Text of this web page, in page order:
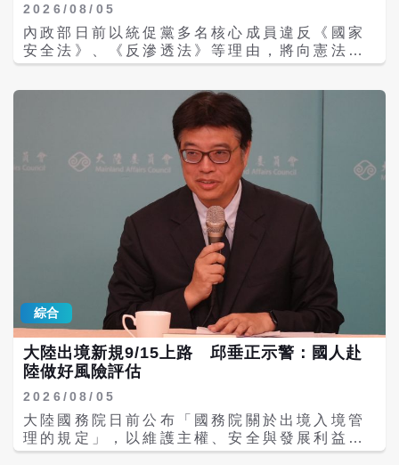
礙，再指控別人不肯開放；先累積敵意，再把
緊張局勢當作抗中仇中的政治燃料。真正負責
任的兩岸政策，應該把雙方限制攤在陽光下，
像是：陸方有哪些關卡，台灣設置了哪些障
礙；哪些可以立即鬆綁，哪些需要協商處理。
陸委會的職責，本來應該是減少障礙、恢復溝
通、協助人民，而不是每天選擇性剪裁事實、
放大恐懼、堆疊惡意。 兩岸交流被阻斷，受害
的是台灣的學校、旅宿、餐飲、交通及觀光產
業；失去的是兩岸青年相互理解、人民彼此往
來的機會。人民承擔經濟損失與戰爭風險，民
進黨卻企圖收割「抗中保台」的選票。 對於陸
委會一再提醒國人赴陸風險，張雅屏認為，這
做法可行，但不能一邊鎖上台灣的大門，一邊
指著對岸質問：「為什麼人不來？」仇中抗中
不能讓台灣更安全，愚民宣傳也換不到真正的
和平。當陸委會只剩下卸責、恐嚇、扭曲與貼
標籤，它就不再是解決兩岸問題的機關，而成
了製造兩岸問題的機器。陸委會要的究竟是交
流與和平，還是製造分歧與切割選票？
生活在不同的環境，不同的政治社會體制中，
但是都有各自的優點及缺點，只要不相互仇視
及敵對，在貿易、經濟、農業、產業等方面互
短，都可以坐下來好好的談判，過去毛澤東及
鄧小平都曾說過，兩岸的問題，可以等一百年
後再來處理都不為過。 我們的這次暑假廈門之
旅，親眼看到兩岸的確是各有其優點，首次看
到廈門附近的現代化建設，都市的快速發展令
人驚艷。但是我們在回到金門作一日遊時，又
發現金門像一位美麗又樸素的村姑。 自從兩岸
小三通之後，金門與廈門的民眾彼此往來，互
通有無，很有風味。生活在現代高樓大廈之間
的廈門人，每天辛勤工作，如果能在週末假
日，過海到金門，享受安靜、純僕、自然的農
村生活，是都市裏難得有的享受。 據說金門的
同胞，絕大部份都在呎尺之遙的廈門購置了房
產，但是你進一步的去試探，他們否願到福建
作中國的公民，則答案是否定的，金門人不願
放棄金門縣的優厚福利，更不願意放棄台灣全
民健保的權利。 但是我們的陸委會對自已同胞
沒有信心，設下重重難關，阻擋他們去交流、
開會、觀摩，是我們自己的損失。 陸委會又設
下種種障礙，阻絕大陸同胞組來台灣觀光旅
行，造成台灣旅遊業的負成長與旅遊業者的寒
2026/08/05
內政部日前以統促黨多名核心成員違反《國家
安全法》、《反滲透法》等理由，將向憲法法
庭聲請解散「中華統一促進黨」。對此，國國
怖」，認為主張祖國統一反對台獨，合法正
當。陸委會回應表示，內政部依法聲請解散統
促黨，是維護台灣的社會秩序與民主制度運
作，國台辦把這件事情政治化完全是混淆視
黨違憲解散」記者會表示，統促黨中多名核心
成員因涉違反《國家安全法》、《反滲透
法》、《臺灣地區與大陸地區人民關係條
例》、《總統副總統選舉罷免法》、《公職人
員選舉罷免法》、《組織犯罪防制條例》、
《刑法》等情形，已危害國家安全、社會穩定
及選舉公正性，該部已完成相關事證蒐整，將
向憲法法庭聲請解散統促黨。 內政部表示，聲
請解散統促黨有三大理由，第一，配合中共在
台發展組織，且協助中共認知作戰、滲透基
層，還引入陸資介入選舉；第二，跨境鎮壓，
噤聲台灣民主；第三，披著政黨外衣，但實際
張祖國統一、反對「台獨」分裂和外來干涉，
符合民族大義，順應歷史大勢，合理合法、正
綜合
大陸出境新規9/15上路 邱垂正示警：國人赴
陸做好風險評估
2026/08/05
大陸國務院日前公布「國務院關於出境入境管
理的規定」，以維護主權、安全與發展利益為
由，收緊入出境邊境防控。大陸官方定調，新